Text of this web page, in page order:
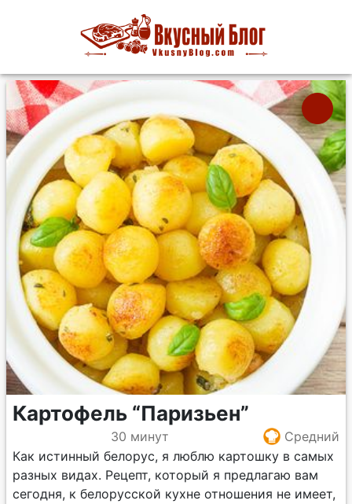
Картофель “Паризьен”
30 минут
Средний
Как истинный белорус, я люблю картошку в самых
разных видах. Рецепт, который я предлагаю вам
сегодня, к белорусской кухне отношения не имеет,